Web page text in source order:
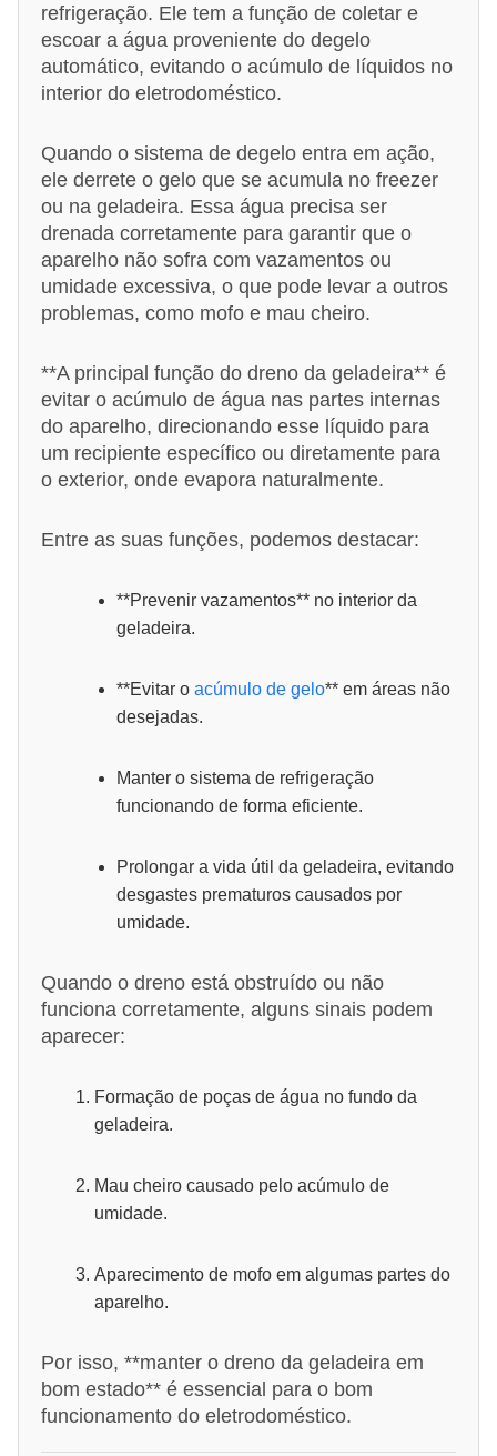
refrigeração. Ele tem a função de coletar e
escoar a água proveniente do degelo
automático, evitando o acúmulo de líquidos no
interior do eletrodoméstico.
Quando o sistema de degelo entra em ação,
ele derrete o gelo que se acumula no freezer
ou na geladeira. Essa água precisa ser
drenada corretamente para garantir que o
aparelho não sofra com vazamentos ou
umidade excessiva, o que pode levar a outros
problemas, como mofo e mau cheiro.
**A principal função do dreno da geladeira** é
evitar o acúmulo de água nas partes internas
do aparelho, direcionando esse líquido para
um recipiente específico ou diretamente para
o exterior, onde evapora naturalmente.
Entre as suas funções, podemos destacar:
**Prevenir vazamentos** no interior da
geladeira.
**Evitar o acúmulo de gelo** em áreas não
desejadas.
Manter o sistema de refrigeração
funcionando de forma eficiente.
Prolongar a vida útil da geladeira, evitando
desgastes prematuros causados por
umidade.
Quando o dreno está obstruído ou não
funciona corretamente, alguns sinais podem
aparecer:
Formação de poças de água no fundo da
geladeira.
Mau cheiro causado pelo acúmulo de
umidade.
Aparecimento de mofo em algumas partes do
aparelho.
Por isso, **manter o dreno da geladeira em
bom estado** é essencial para o bom
funcionamento do eletrodoméstico.